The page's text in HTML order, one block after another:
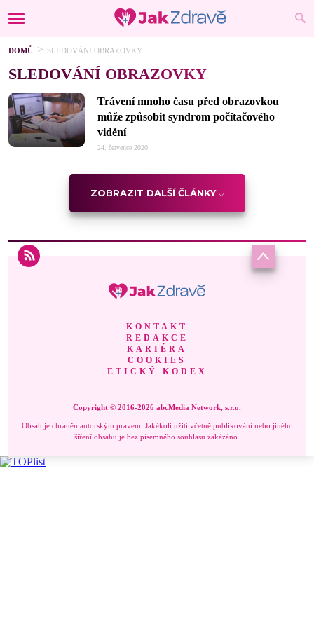
DOMŮ SLEDOVÁNÍ OBRAZOVKY
SLEDOVÁNÍ OBRAZOVKY
Trávení mnoho času před obrazovkou
může způsobit syndrom počítačového
vidění
24. července 2020
ZOBRAZIT DALŠÍ ČLÁNKY
KONTAKT
REDAKCE
KARIÉRA
COOKIES
ETICKÝ KODEX
Copyright © 2016-2026 abcMedia Network, s.r.o.
Obsah je chráněn autorským právem. Jakékoli užití včetně publikování nebo jiného
šíření obsahu je bez písemného souhlasu zakázáno.